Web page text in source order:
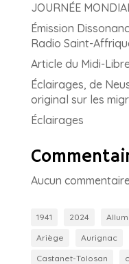
JOURNÉE
Émission
Radio Saint-
Article du Midi-
Éclairages, de
original sur les
Éclairages
Aucun
1941 2024
Ariège
Aurignac
Castanet-Tolosan